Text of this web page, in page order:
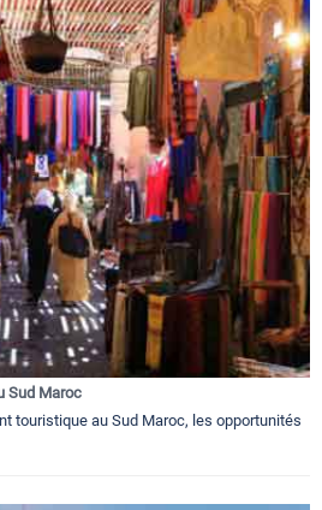
Sud Maroc
touristique au Sud Maroc, les opportunités